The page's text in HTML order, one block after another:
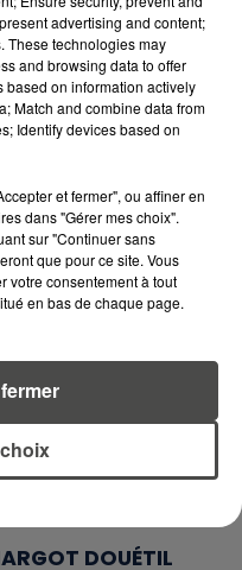
DE LA RÉDACTION
MOBILE
toute l'équipe RCA
COUTAND
DOUÉTIL
advertising and content;
These technologies may
and browsing data to offer
on information actively
Match and combine data from
Identify devices based on
et fermer", ou affiner en
dans "Gérer mes choix".
sur "Continuer sans
que pour ce site. Vous
votre consentement à tout
en bas de chaque page.